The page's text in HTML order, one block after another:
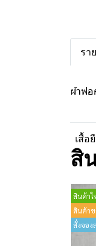
รา
ผ้าฟอ
เสื้อ
สิ
สินค้าใ
สินค้า
สั่งจอง